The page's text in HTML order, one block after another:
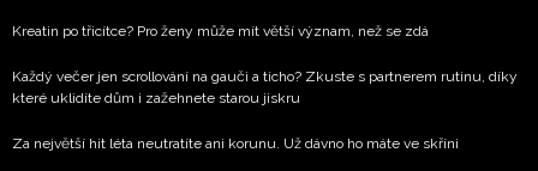
Kreatin po třicítce? Pro ženy může mít větší význam, než se zdá
Každý večer jen scrollování na gauči a ticho? Zkuste s partnerem rutinu, díky
které uklidíte dům i zažehnete starou jiskru
Za největší hit léta neutratíte ani korunu. Už dávno ho máte ve skříni